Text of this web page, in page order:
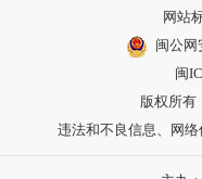
网站
闽公网
闽
版权所有
违法和不良信息、网络